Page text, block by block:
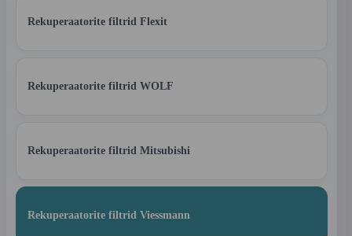
Rekuperaatorite filtrid Flexit
Rekuperaatorite filtrid WOLF
Rekuperaatorite filtrid Mitsubishi
Rekuperaatorite filtrid Viessmann